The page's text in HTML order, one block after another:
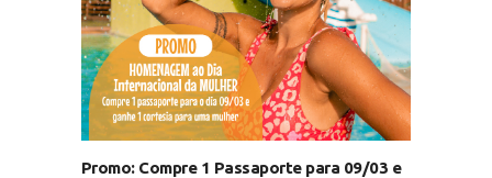
Promo: Compre 1 Passaporte para 09/03 e